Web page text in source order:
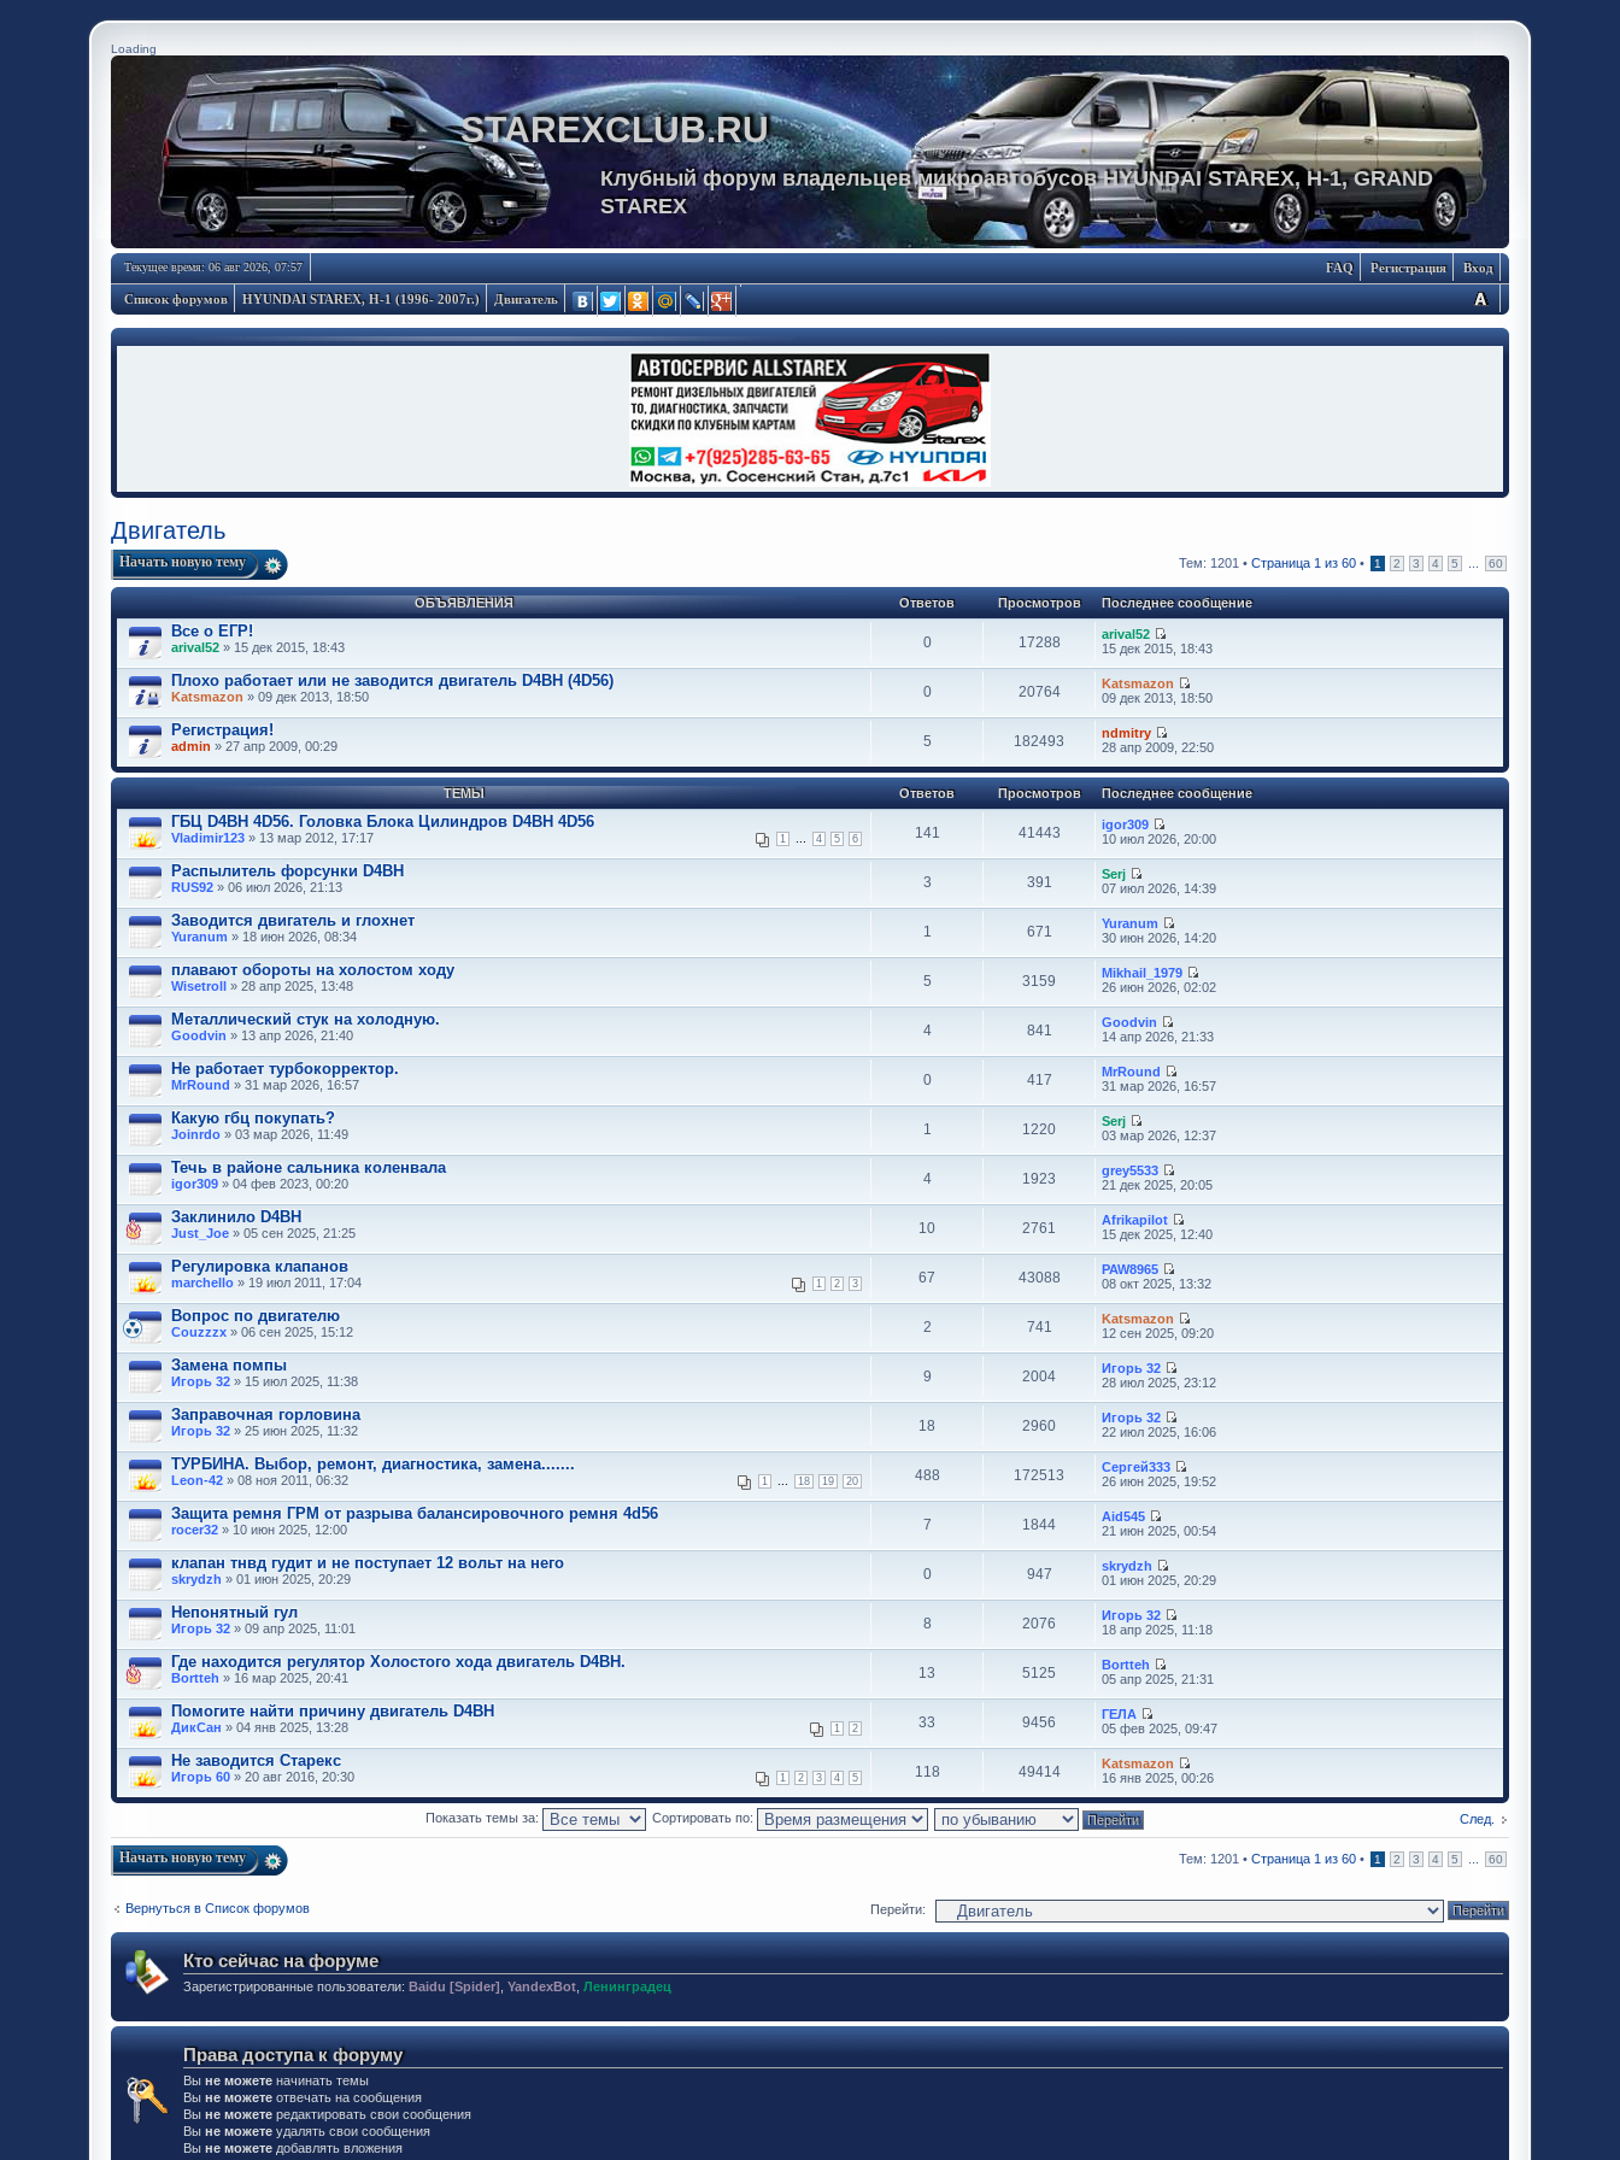
Loading
STAREXCLUB.RU
Клубный форум владельцев микроавтобусов HYUNDAI STAREX, H-1, GRAND
STAREX
Текущее время: 06 авг 2026, 07:57 Вход
Регистрация
FAQ
Список форумов HYUNDAI STAREX, H-1 (1996- 2007г.) Двигатель
Двигатель
Начать новую тему Тем: 1201 • Страница 1 из 60 • 1 2 3 4 5 60
ОБЪЯВЛЕНИЯ Ответов Просмотров Последнее сообщение
Все о ЕГР!
arival52 » 15 дек 2015, 18:43 0 17288
arival52
15 дек 2015, 18:43
Плохо работает или не заводится двигатель D4BH (4D56)
Katsmazon » 09 дек 2013, 18:50 0 20764
Katsmazon
09 дек 2013, 18:50
Регистрация!
admin » 27 апр 2009, 00:29 5 182493
ndmitry
28 апр 2009, 22:50
ТЕМЫ Ответов Просмотров Последнее сообщение
ГБЦ D4BH 4D56. Головка Блока Цилиндров D4BH 4D56
1 4 5 6
Vladimir123 » 13 мар 2012, 17:17 141 41443
igor309
10 июл 2026, 20:00
Распылитель форсунки D4BH
RUS92 » 06 июл 2026, 21:13 3 391
Serj
07 июл 2026, 14:39
Заводится двигатель и глохнет
Yuranum » 18 июн 2026, 08:34 1 671
Yuranum
30 июн 2026, 14:20
плавают обороты на холостом ходу
Wisetroll » 28 апр 2025, 13:48 5 3159
Mikhail_1979
26 июн 2026, 02:02
Металлический стук на холодную.
Goodvin » 13 апр 2026, 21:40 4 841
Goodvin
14 апр 2026, 21:33
Не работает турбокорректор.
MrRound » 31 мар 2026, 16:57 0 417
MrRound
31 мар 2026, 16:57
Какую гбц покупать?
Joinrdo » 03 мар 2026, 11:49 1 1220
Serj
03 мар 2026, 12:37
Течь в районе сальника коленвала
igor309 » 04 фев 2023, 00:20 4 1923
grey5533
21 дек 2025, 20:05
Заклинило D4BH
Just_Joe » 05 сен 2025, 21:25 10 2761
Аfrikapilot
15 дек 2025, 12:40
Регулировка клапанов
1 2 3
marchello » 19 июл 2011, 17:04 67 43088
PAW8965
08 окт 2025, 13:32
Вопрос по двигателю
Couzzzx » 06 сен 2025, 15:12 2 741
Katsmazon
12 сен 2025, 09:20
Замена помпы
Игорь 32 » 15 июл 2025, 11:38 9 2004
Игорь 32
28 июл 2025, 23:12
Заправочная горловина
Игорь 32 » 25 июн 2025, 11:32 18 2960
Игорь 32
22 июл 2025, 16:06
ТУРБИНА. Выбор, ремонт, диагностика, замена.......
1 18 19 20
Leon-42 » 08 ноя 2011, 06:32 488 172513
Сергей333
26 июн 2025, 19:52
Защита ремня ГРМ от разрыва балансировочного ремня 4d56
rocer32 » 10 июн 2025, 12:00 7 1844
Aid545
21 июн 2025, 00:54
клапан тнвд гудит и не поступает 12 вольт на него
skrydzh » 01 июн 2025, 20:29 0 947
skrydzh
01 июн 2025, 20:29
Непонятный гул
Игорь 32 » 09 апр 2025, 11:01 8 2076
Игорь 32
18 апр 2025, 11:18
Где находится регулятор Холостого хода двигатель D4BH.
Bortteh » 16 мар 2025, 20:41 13 5125
Bortteh
05 апр 2025, 21:31
Помогите найти причину двигатель D4BH
1 2
ДикСан » 04 янв 2025, 13:28 33 9456
ГЕЛА
05 фев 2025, 09:47
Не заводится Старекс
1 2 3 4 5
Игорь 60 » 20 авг 2016, 20:30 118 49414
Katsmazon
16 янв 2025, 00:26
След.
Показать темы за: Сортировать по:
Начать новую тему Тем: 1201 • Страница 1 из 60 • 1 2 3 4 5 60
Вернуться в Список форумов Перейти:
Кто сейчас на форуме
Зарегистрированные пользователи: Baidu [Spider] YandexBot Ленинградец
Права доступа к форуму
Вы не можете начинать темы
Вы не можете отвечать на сообщения
Вы не можете редактировать свои сообщения
Вы не можете удалять свои сообщения
Вы не можете добавлять вложения